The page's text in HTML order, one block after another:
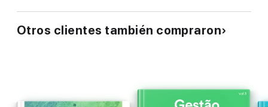
Otros clientes también compraron